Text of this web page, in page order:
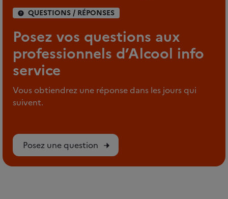
QUESTIONS / RÉPONSES
Posez vos questions aux
professionnels d’Alcool info
service
Vous obtiendrez une réponse dans les jours qui
suivent.
Posez une question